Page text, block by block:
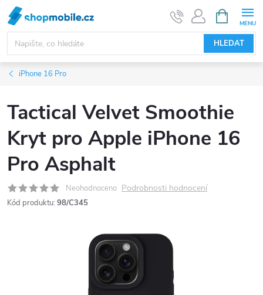
Přejít
na
obsah
HLEDAT
NÁKUPNÍ
KOŠÍK
iPhone 16 Pro
Tactical Velvet Smoothie
Kryt pro Apple iPhone 16
Pro Asphalt
Neohodnoceno Podrobnosti hodnocení
Kód produktu: 98/C345